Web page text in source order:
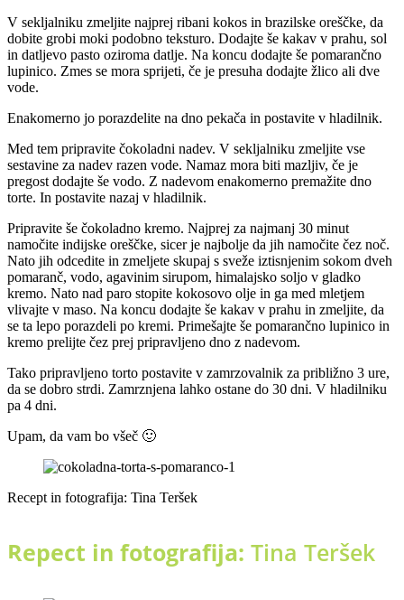
V sekljalniku zmeljite najprej ribani kokos in brazilske oreščke, da
dobite grobi moki podobno teksturo. Dodajte še kakav v prahu, sol
in datljevo pasto oziroma datlje. Na koncu dodajte še pomarančno
lupinico. Zmes se mora sprijeti, če je presuha dodajte žlico ali dve
vode.
Enakomerno jo porazdelite na dno pekača in postavite v hladilnik.
Med tem pripravite čokoladni nadev. V sekljalniku zmeljite vse
sestavine za nadev razen vode. Namaz mora biti mazljiv, če je
pregost dodajte še vodo. Z nadevom enakomerno premažite dno
torte. In postavite nazaj v hladilnik.
Pripravite še čokoladno kremo. Najprej za najmanj 30 minut
namočite indijske oreščke, sicer je najbolje da jih namočite čez noč.
Nato jih odcedite in zmeljete skupaj s sveže iztisnjenim sokom dveh
pomaranč, vodo, agavinim sirupom, himalajsko soljo v gladko
kremo. Nato nad paro stopite kokosovo olje in ga med mletjem
vlivajte v maso. Na koncu dodajte še kakav v prahu in zmeljite, da
se ta lepo porazdeli po kremi. Primešajte še pomarančno lupinico in
kremo prelijte čez prej pripravljeno dno z nadevom.
Tako pripravljeno torto postavite v zamrzovalnik za približno 3 ure,
da se dobro strdi. Zamrznjena lahko ostane do 30 dni. V hladilniku
pa 4 dni.
Upam, da vam bo všeč 🙂
Recept in fotografija: Tina Teršek
Repect in fotografija: Tina Teršek